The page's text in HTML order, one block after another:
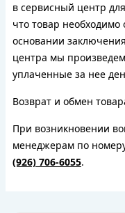
в сервисный центр
что товар
основании
центра мы
уплаченные за нее
Возврат и обмен
При возникновении
менеджерам по
(926) 706-6055.